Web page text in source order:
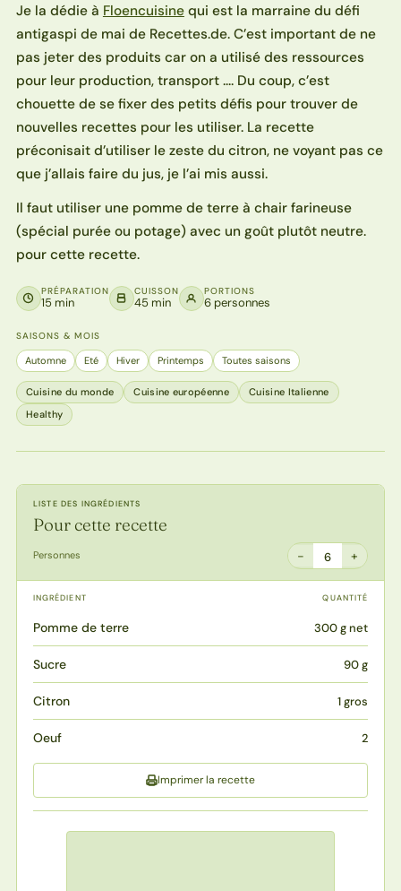
Je la dédie à Floencuisinequi est la marraine du défi
antigaspi de mai de Recettes.de. C’est important de ne
pas jeter des produits car on a utilisé des ressources
pour leur production, transport …. Du coup, c’est
chouette de se fixer des petits défis pour trouver de
nouvelles recettes pour les utiliser. La recette
préconisait d’utiliser le zeste du citron, ne voyant pas ce
que j’allais faire du jus, je l’ai mis aussi.
Il faut utiliser une pomme de terre à chair farineuse
(spécial purée ou potage) avec un goût plutôt neutre.
pour cette recette.
PRÉPARATION
15 min
CUISSON
45 min
PORTIONS
6 personnes
SAISONS & MOIS
Automne Eté Hiver Printemps Toutes saisons
Cuisine du monde Cuisine européenne
Cuisine Italienne
Healthy
LISTE DES INGRÉDIENTS
Pour cette recette
Personnes − 6 +
INGRÉDIENT QUANTITÉ
Pomme de terre 300 g net
Sucre 90 g
Citron 1 gros
Oeuf 2
Imprimer la recette